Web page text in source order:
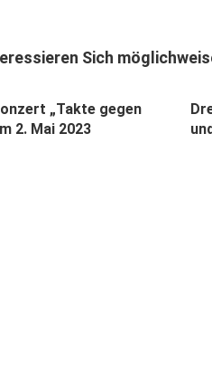
Sich
„Takte gegen
2. Mai 2023